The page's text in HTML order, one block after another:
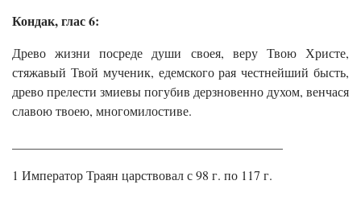
Кондак, глас 6:
Древо жизни посреде души своея, веру Твою Христе,
стяжавый Твой мученик, едемского рая честнейший бысть,
древо прелести змиевы погубив дерзновенно духом, венчася
славою твоею, многомилостиве.
1 Император Траян царствовал с 98 г. по 117 г.